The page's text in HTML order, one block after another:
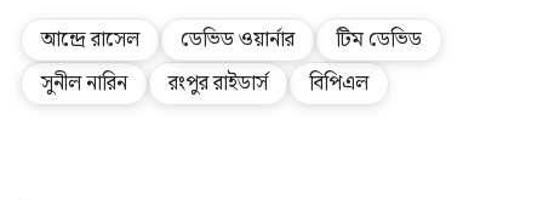
আন্দ্রে রাসেল ডেভিড ওয়ার্নার
টিম ডেভিড
সুনীল নারিন
রংপুর রাইডার্স বিপিএল